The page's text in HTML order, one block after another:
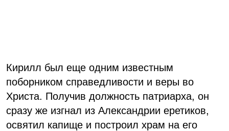
Кирилл был еще одним известным
поборником справедливости и веры во
Христа. Получив должность патриарха, он
сразу же изгнал из Александрии еретиков,
освятил капище и построил храм на его